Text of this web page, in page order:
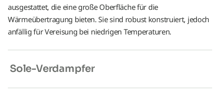
ausgestattet, die eine große Oberfläche für die
Wärmeübertragung bieten. Sie sind robust konstruiert, jedoch
anfällig für Vereisung bei niedrigen Temperaturen.
Sole-Verdampfer